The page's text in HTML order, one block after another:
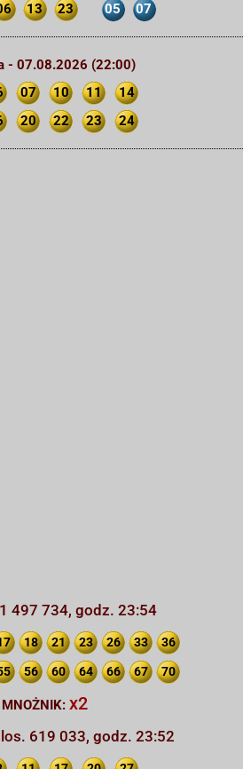
13 23 05 07
- 07.08.2026 (22:00)
07 10 11
14
20 22 23 24
497 734, godz. 23:54
18 21 23 26 33 36
56 60 64 66 67 70
MNOŻNIK: x2
619 033, godz. 23:52